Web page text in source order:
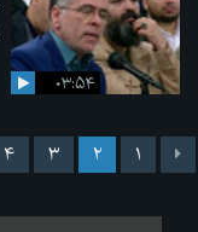
۰۳:۵۴
۱ ۲ ۳ ۴